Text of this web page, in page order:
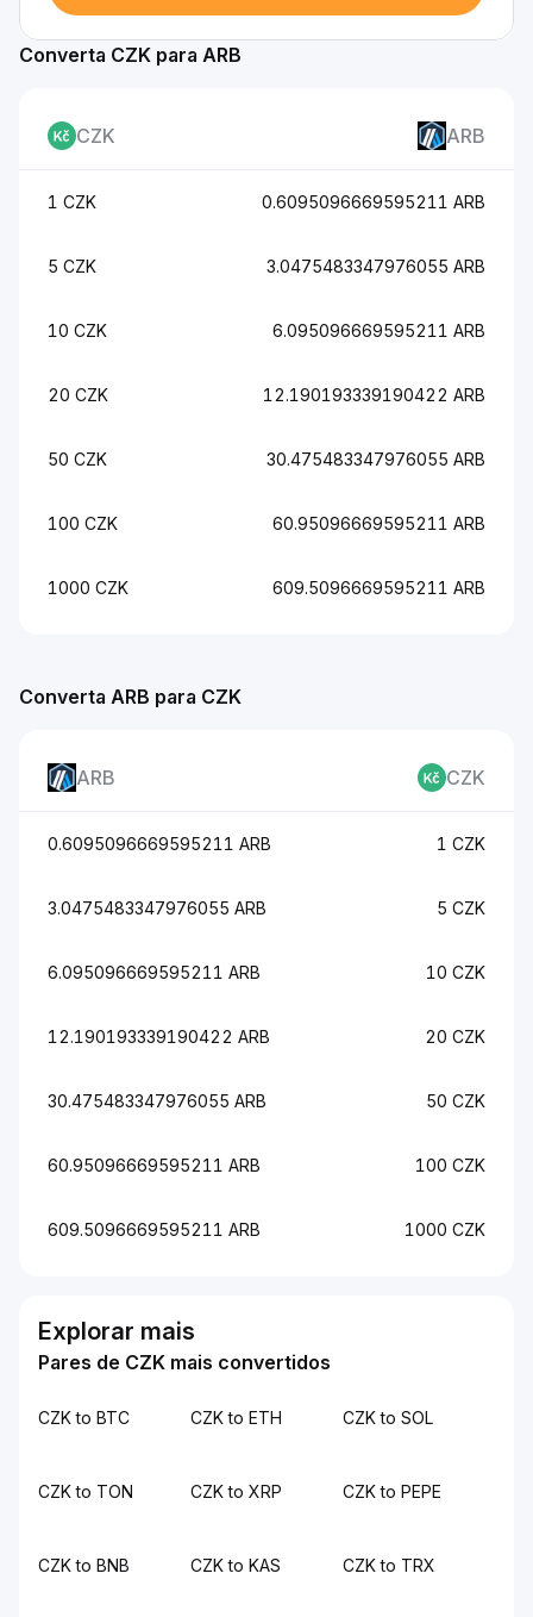
Converta ARB para CZK
ARB CZK
0.6095096669595211 ARB 1 CZK
3.0475483347976055 ARB 5 CZK
6.095096669595211 ARB 10 CZK
12.190193339190422 ARB 20 CZK
30.475483347976055 ARB 50 CZK
60.95096669595211 ARB 100 CZK
609.5096669595211 ARB 1000 CZK
Converta CZK para ARB
CZK ARB
1 CZK 0.6095096669595211 ARB
5 CZK 3.0475483347976055 ARB
10 CZK 6.095096669595211 ARB
20 CZK 12.190193339190422 ARB
50 CZK 30.475483347976055 ARB
100 CZK 60.95096669595211 ARB
1000 CZK 609.5096669595211 ARB
Explorar mais
Pares de CZK mais convertidos
CZK to BTC CZK to ETH CZK to SOL
CZK to TON CZK to XRP CZK to PEPE
CZK to BNB CZK to KAS CZK to TRX